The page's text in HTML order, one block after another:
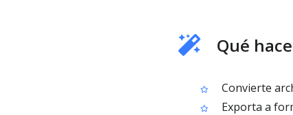
Qué
Convierte
Exporta a